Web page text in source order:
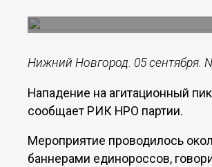
Нижний Новгород. 05 сентября.
Нападение на агитационный
сообщает РИК НРО партии.
Мероприятие проводилось
баннерами единороссов,